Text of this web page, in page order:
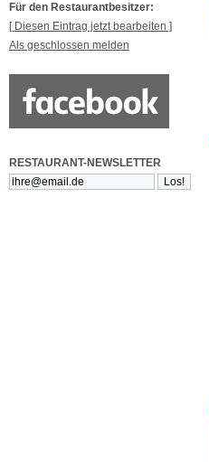
Für den Restaurantbesitzer:
[ Diesen Eintrag jetzt bearbeiten ]
Als geschlossen melden
RESTAURANT-NEWSLETTER